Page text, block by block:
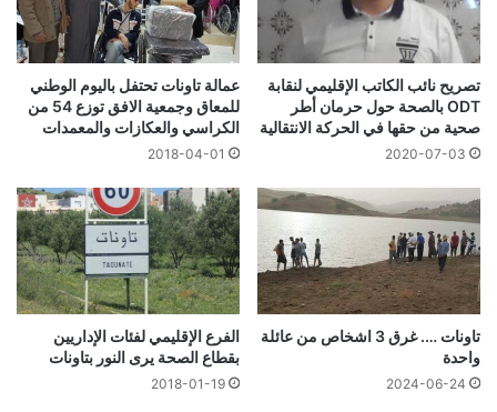
تصريح نائب الكاتب الإقليمي لنقابة
ODT بالصحة حول حرمان أطر
صحية من حقها في الحركة الانتقالية
2020-07-03
عمالة تاونات تحتفل باليوم الوطني
للمعاق وجمعية الافق توزع 54 من
الكراسي والعكازات والمعمدات
2018-04-01
تاونات …. غرق 3 اشخاص من عائلة
واحدة
2024-06-24
الفرع الإقليمي لفئات الإداريين
بقطاع الصحة يرى النور بتاونات
2018-01-19